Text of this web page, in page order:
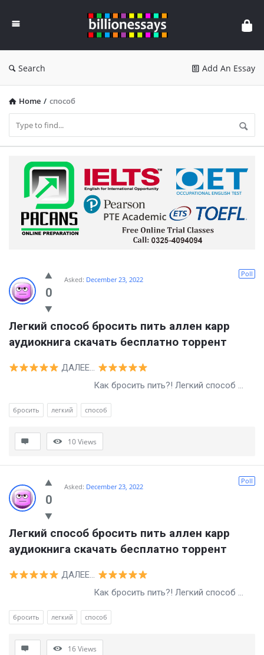
Essays
Search Add An Essay
Home / способ
Billion
Essays
Latest
Questions
0
Poll
Asked: December 23, 2022
Легкий способ бросить пить аллен карр
аудиокнига скачать бесплатно торрент
ДАЛЕЕ…
Как бросить пить?! Легкий способ ...
бросить легкий способ
10Views
0
Poll
Asked: December 23, 2022
Легкий способ бросить пить аллен карр
аудиокнига скачать бесплатно торрент
ДАЛЕЕ…
Как бросить пить?! Легкий способ ...
бросить легкий способ
16Views